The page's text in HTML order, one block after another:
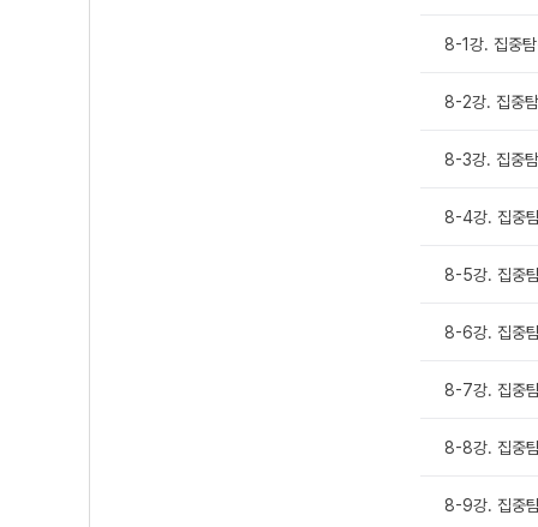
8-1강. 집중
8-2강. 집중
8-3강. 집중
8-4강. 집중
8-5강. 집중
8-6강. 집중
8-7강. 집중
8-8강. 집중
8-9강. 집중